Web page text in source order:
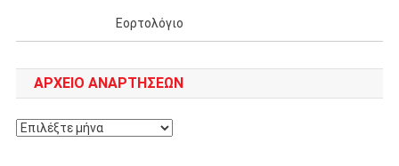
Εορτολόγιο
ΑΡΧΕΊΟ ΑΝΑΡΤΉΣΕΩΝ
Αρχείο